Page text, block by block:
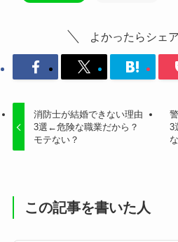
よかったらシェ
消防士が結婚できない理由
3選←危険な職業だから？
モテない？
3
この記事を書いた人